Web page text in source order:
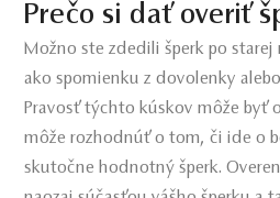
Prečo si dať overiť
Možno ste zdedili šperk po
ako spomienku z dovolenky
Pravosť týchto kúskov môže byť
môže rozhodnúť o tom, či ide o
skutočne hodnotný šperk.